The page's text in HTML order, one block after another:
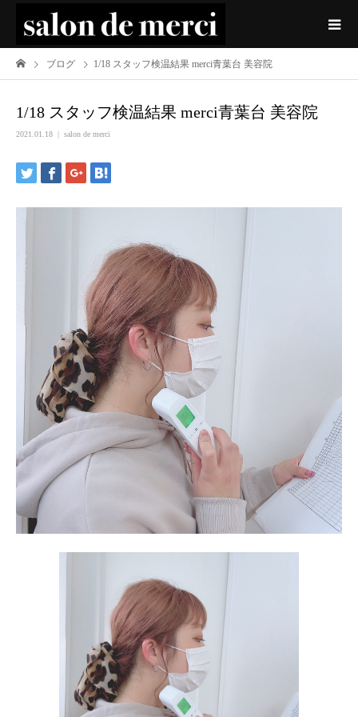
ブログ 1/18 スタッフ検温結果 merci青葉台 美容院
1/18 スタッフ検温結果 merci青葉台 美容院
2021.01.18 salon de merci